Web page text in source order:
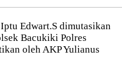
Edwart.S dimutasikan
Bacukiki Polres
oleh AKP Yulianus